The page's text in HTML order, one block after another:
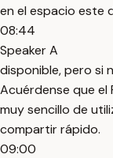
en el espacio este
08:44
Speaker A
disponible, pero si
Acuérdense que el
muy sencillo de
compartir rápido.
09:00